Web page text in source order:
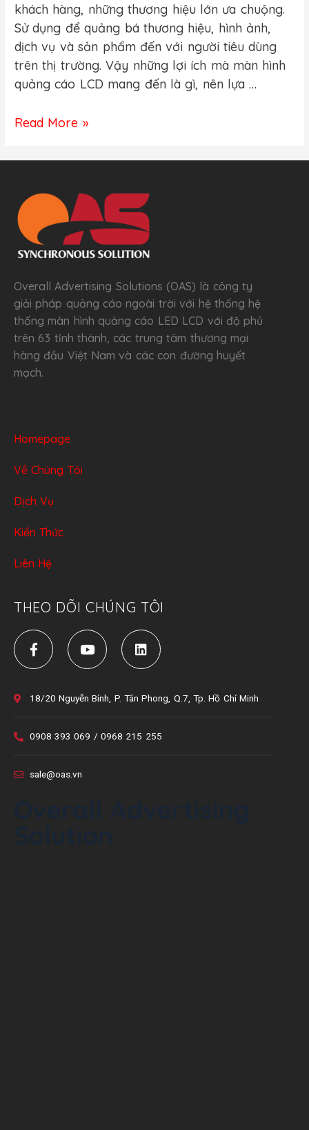
khách hàng, những thương hiệu lớn ưa chuộng.
Sử dụng để quảng bá thương hiệu, hình ảnh,
dịch vụ và sản phẩm đến với người tiêu dùng
trên thị trường. Vậy những lợi ích mà màn hình
quảng cáo LCD mang đến là gì, nên lựa …
Read More »
Overall Advertising Solutions (OAS) là công ty
giải pháp quảng cáo ngoài trời với hệ thống hệ
thống màn hình quảng cáo LED LCD với độ phủ
trên 63 tỉnh thành, các trung tâm thương mại
hàng đầu Việt Nam và các con đường huyết
mạch.
Homepage
Về Chúng Tôi
Dịch Vụ
Kiến Thức
Liên Hệ
THEO DÕI CHÚNG TÔI
18/20 Nguyễn Bính, P. Tân Phong, Q.7, Tp. Hồ Chí Minh
0908 393 069 / 0968 215 255
sale@oas.vn